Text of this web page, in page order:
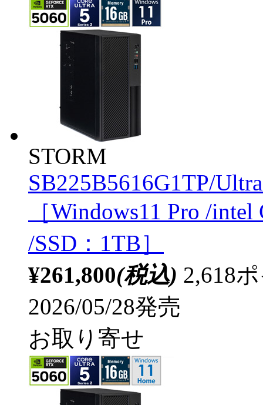
STORM
SB225B5616G1TP/
［Windows11 Pro /
/SSD：1TB］
¥261,800(税込) 2,618
2026/05/28発売
お取り寄せ